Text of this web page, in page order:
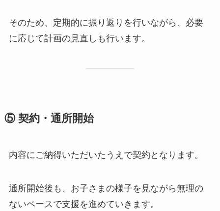
そのため、定期的に振り返りを行いながら、必要
に応じて計画の見直しも行います。
⑤ 契約・通所開始
内容にご納得いただいたうえで契約となります。
通所開始後も、お子さまの様子を見ながら無理の
ないペースで支援を進めていきます。